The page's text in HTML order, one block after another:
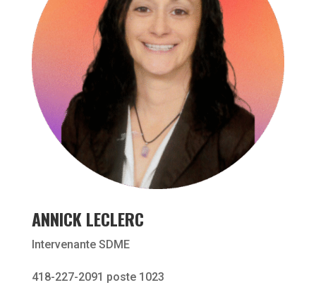
ANNICK LECLERC
Intervenante SDME
418-227-2091 poste 1023